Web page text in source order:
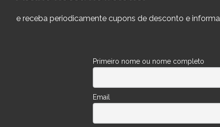
e receba periodicamente cupons de desconto e
Primeiro nome ou nome completo
Email